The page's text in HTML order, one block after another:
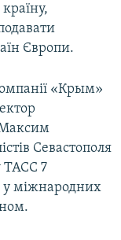
Європи.
«Крым»
Севастополя
ТАСС 7
у міжнародних